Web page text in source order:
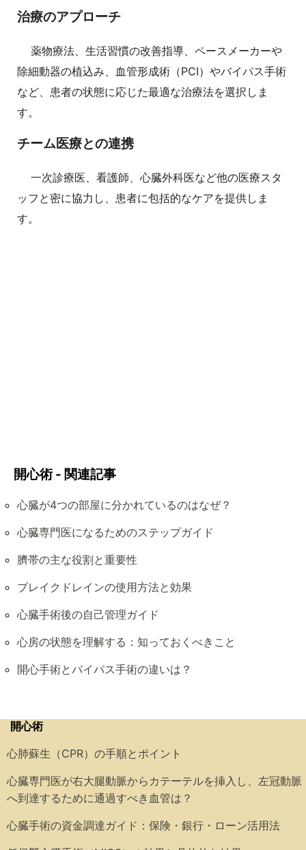
治療のアプローチ
薬物療法、生活習慣の改善指導、ペースメーカーや
除細動器の植込み、血管形成術（PCI）やバイパス手術
など、患者の状態に応じた最適な治療法を選択しま
す。
チーム医療との連携
一次診療医、看護師、心臓外科医など他の医療スタ
ッフと密に協力し、患者に包括的なケアを提供しま
す。
開心術 - 関連記事
心臓が4つの部屋に分かれているのはなぜ？
心臓専門医になるためのステップガイド
臍帯の主な役割と重要性
ブレイクドレインの使用方法と効果
心臓手術後の自己管理ガイド
心房の状態を理解する：知っておくべきこと
開心手術とバイパス手術の違いは？
開心術
心肺蘇生（CPR）の手順とポイント
心臓専門医が右大腿動脈からカテーテルを挿入し、左冠動脈
へ到達するために通過すべき血管は？
心臓手術の資金調達ガイド：保険・銀行・ローン活用法